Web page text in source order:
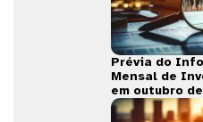
Prévia do
Mensal de
em outubro